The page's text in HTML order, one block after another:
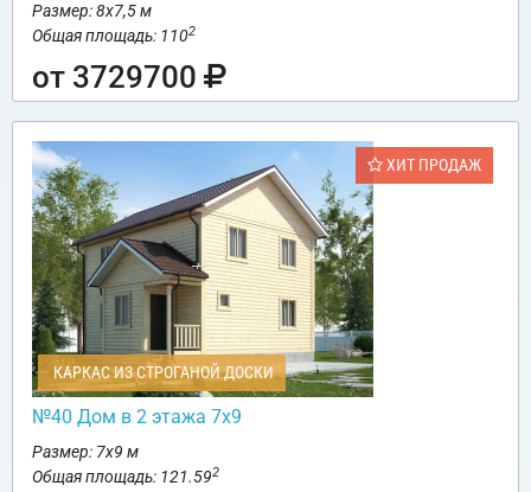
Размер: 8х7,5 м
Общая площадь: 1102
от 3729700
ХИТ ПРОДАЖ
КАРКАС ИЗ СТРОГАНОЙ ДОСКИ
№40 Дом в 2 этажа 7х9
Размер: 7х9 м
Общая площадь: 121.592